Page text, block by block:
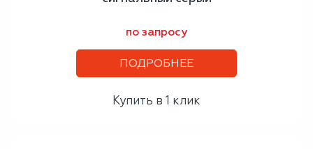
по запросу
ПОДРОБНЕЕ
Купить в 1 клик